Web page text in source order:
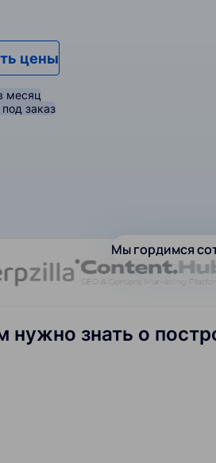
цены
месяц
под заказ
Мы гордимся
нужно знать о